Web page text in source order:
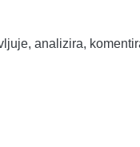
analizira,